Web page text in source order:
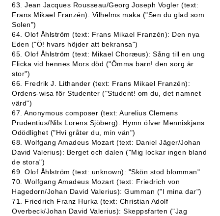
63. Jean Jacques Rousseau/Georg Joseph Vogler (text:
Frans Mikael Franzén): Vilhelms maka ("Sen du glad som
Solen")
64. Olof Åhlström (text: Frans Mikael Franzén): Den nya
Eden ("Ö! hvars höjder att bekransa")
65. Olof Åhlström (text: Mikael Choræus): Sång till en ung
Flicka vid hennes Mors död ("Ömma barn! den sorg är
stor")
66. Fredrik J. Lithander (text: Frans Mikael Franzén):
Ordens-wisa för Studenter ("Student! om du, det namnet
värd")
67. Anonymous composer (text: Aurelius Clemens
Prudentius/Nils Lorens Sjöberg): Hymn öfver Menniskjans
Odödlighet ("Hvi gråter du, min vän")
68. Wolfgang Amadeus Mozart (text: Daniel Jäger/Johan
David Valerius): Berget och dalen ("Mig lockar ingen bland
de stora")
69. Olof Åhlström (text: unknown): "Skön stod blomman"
70. Wolfgang Amadeus Mozart (text: Friedrich von
Hagedorn/Johan David Valerius): Gumman ("I mina dar")
71. Friedrich Franz Hurka (text: Christian Adolf
Overbeck/Johan David Valerius): Skeppsfarten ("Jag